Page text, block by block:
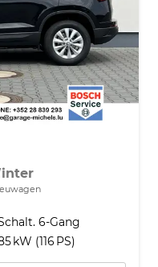
6-Gang
kW (116 PS)